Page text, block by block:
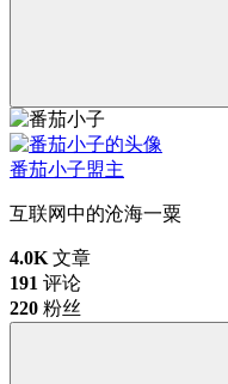
番茄小子盟主
互联网中的沧海一粟
4.0K 文章
191 评论
220 粉丝